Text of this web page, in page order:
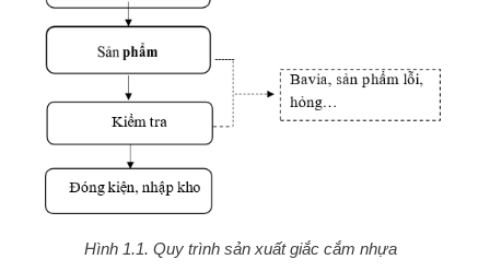
Hình 1.1. Quy trình sản xuất giắc cắm nhựa